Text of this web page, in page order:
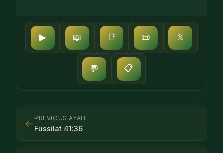
▶ 📖 📑 📜 𝕏
💬 📋
← PREVIOUS AYAH
Fussilat 41:36